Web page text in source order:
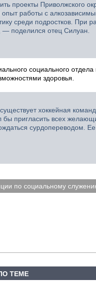
проекты Приволжского
опыт работы с
среди подростков. При
— поделился отец Силуан.
социального
здоровья.
хоккейная
бы пригласить всех
сурдопереводом.
по социальному
ТЕМЕ